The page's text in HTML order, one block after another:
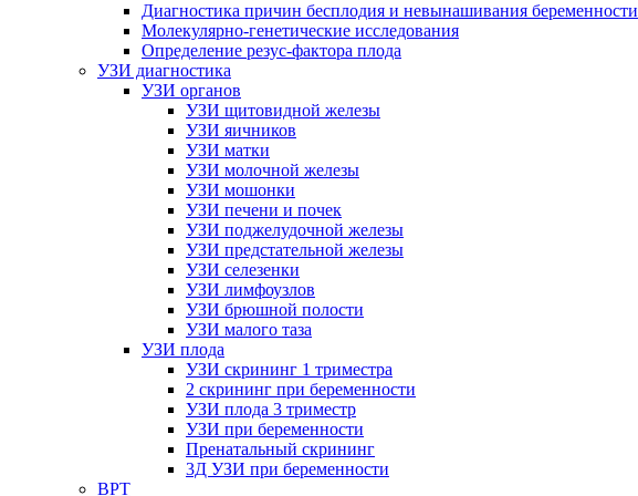
Диагностика причин бесплодия и невынашивания беременности
Молекулярно-генетические исследования
Определение резус-фактора плода
УЗИ диагностика
УЗИ органов
УЗИ щитовидной железы
УЗИ яичников
УЗИ матки
УЗИ молочной железы
УЗИ мошонки
УЗИ печени и почек
УЗИ поджелудочной железы
УЗИ предстательной железы
УЗИ селезенки
УЗИ лимфоузлов
УЗИ брюшной полости
УЗИ малого таза
УЗИ плода
УЗИ скрининг 1 триместра
2 скрининг при беременности
УЗИ плода 3 триместр
УЗИ при беременности
Пренатальный скрининг
3Д УЗИ при беременности
ВРТ